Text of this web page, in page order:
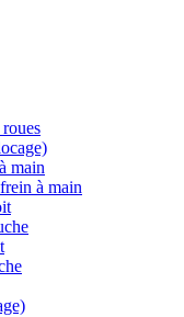
main
à main